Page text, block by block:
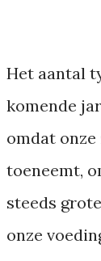
Het aantal
komende
omdat
toeneemt,
steeds
onze